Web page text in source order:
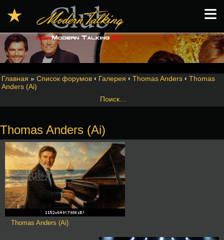
Главная » Список форумов ‹ Галерея ‹ Thomas Anders ‹ Thomas
Anders (Ai)
Поиск…
Thomas Anders (Ai)
Thomas Anders (Ai)
★ ≡